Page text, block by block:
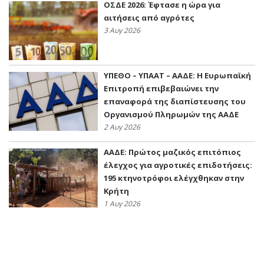
ΟΣΔΕ 2026: Έφτασε η ώρα για
αιτήσεις από αγρότες
3 Αυγ 2026
ΥΠΕΘΟ – ΥΠΑΑΤ – ΑΑΔΕ: H Ευρωπαϊκή
Επιτροπή επιβεβαιώνει την
επαναφορά της διαπίστευσης του
Οργανισμού Πληρωμών της ΑΑΔΕ
2 Αυγ 2026
ΑΑΔΕ: Πρώτος μαζικός επιτόπιος
έλεγχος για αγροτικές επιδοτήσεις:
195 κτηνοτρόφοι ελέγχθηκαν στην
Κρήτη
1 Αυγ 2026